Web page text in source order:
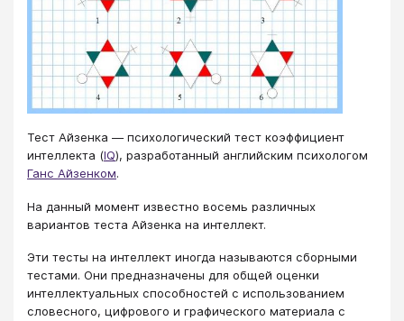
Тест Айзенка — психологический тест коэффициент
интеллекта (IQ), разработанный английским психологом
Ганс Айзенком.
На данный момент известно восемь различных
вариантов теста Айзенка на интеллект.
Эти тесты на интеллект иногда называются сборными
тестами. Они предназначены для общей оценки
интеллектуальных способностей с использованием
словесного, цифрового и графического материала с